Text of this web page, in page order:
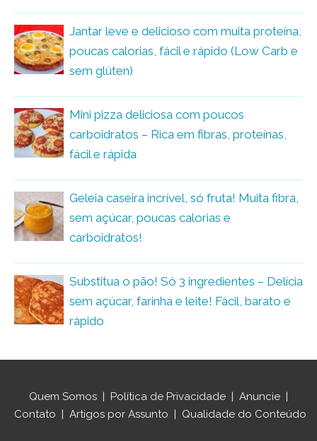
Jantar leve e delicioso com muita proteína,
poucas calorias, fácil e rápido (Low Carb e
sem glúten)
Mini pizza deliciosa com poucos
carboidratos – Rica em fibras, proteínas,
fácil e rápida
Geleia caseira incrível, só fruta! Muita fibra,
sem açúcar, poucas calorias e
carboidratos!
Substitua o pão! Só 3 ingredientes – Delícia
sem açúcar, farinha e leite! Fácil, barato e
rápido
Quem Somos Política de Privacidade Anuncie
Contato
Artigos por Assunto Qualidade do Conteúdo